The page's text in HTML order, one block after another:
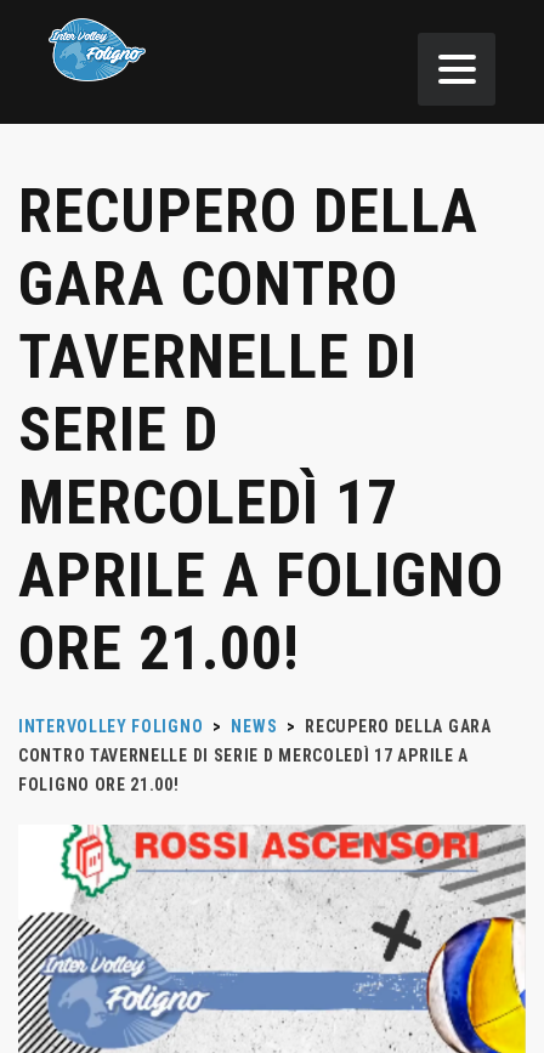
RECUPERO DELLA
GARA CONTRO
TAVERNELLE DI
SERIE D
MERCOLEDÌ 17
APRILE A FOLIGNO
ORE 21.00!
INTERVOLLEY FOLIGNO > NEWS >
RECUPERO DELLA GARA
CONTRO TAVERNELLE DI SERIE D MERCOLEDÌ 17 APRILE A
FOLIGNO ORE 21.00!